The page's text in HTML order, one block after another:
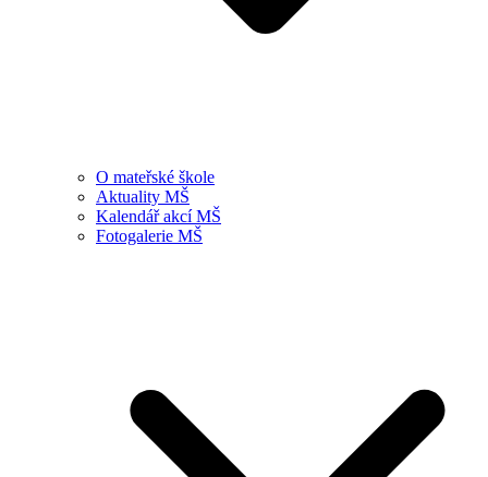
O mateřské škole
Aktuality MŠ
Kalendář akcí MŠ
Fotogalerie MŠ